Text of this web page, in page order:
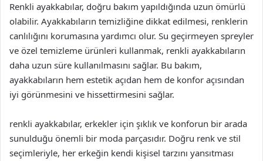
Renkli ayakkabılar, doğru bakım yapıldığında uzun ömürlü
olabilir. Ayakkabıların temizliğine dikkat edilmesi, renklerin
canlılığını korumasına yardımcı olur. Su geçirmeyen spreyler
ve özel temizleme ürünleri kullanmak, renkli ayakkabıların
daha uzun süre kullanılmasını sağlar. Bu bakım,
ayakkabıların hem estetik açıdan hem de konfor açısından
iyi görünmesini ve hissettirmesini sağlar.
renkli ayakkabılar, erkekler için şıklık ve konforun bir arada
sunulduğu önemli bir moda parçasıdır. Doğru renk ve stil
seçimleriyle, her erkeğin kendi kişisel tarzını yansıtması